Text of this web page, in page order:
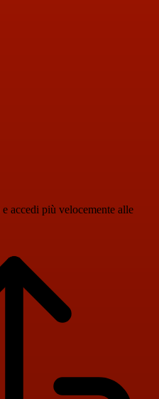
accedi più velocemente alle